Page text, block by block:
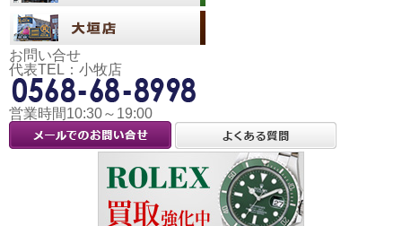
お問い合せ
代表TEL：小牧店
営業時間10:30～19:00